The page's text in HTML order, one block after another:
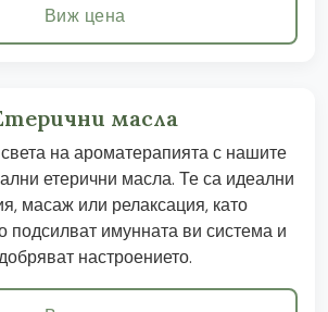
Виж цена
масла
на ароматерапията с нашите
етерични масла. Те са идеални
масаж или релаксация, като
имунната ви система и
настроението.